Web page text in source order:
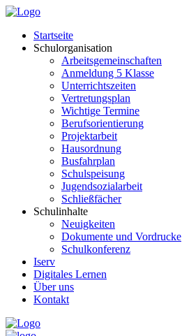
Startseite
Schulorganisation
Arbeitsgemeinschaften
Anmeldung 5 Klasse
Unterrichtszeiten
Vertretungsplan
Wichtige Termine
Berufsorientierung
Projektarbeit
Hausordnung
Busfahrplan
Schulspeisung
Jugendsozialarbeit
Schließfächer
Schulinhalte
Neuigkeiten
Dokumente und Vordrucke
Schulkonferenz
Iserv
Digitales Lernen
Über uns
Kontakt